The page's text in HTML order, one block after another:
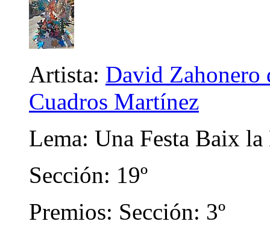
Artista: David Zahonero
Cuadros Martínez
Lema: Una Festa Baix
Sección: 19º
Premios: Sección: 3º